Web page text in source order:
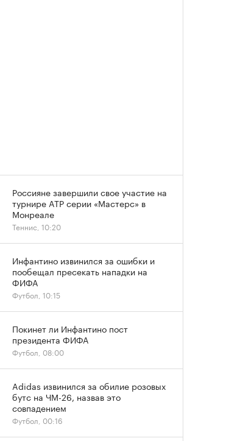
Россияне завершили свое участие на
турнире ATP серии «Мастерс» в
Монреале
Теннис, 10:20
Инфантино извинился за ошибки и
пообещал пресекать нападки на
ФИФА
Футбол, 10:15
Покинет ли Инфантино пост
президента ФИФА
Футбол, 08:00
Adidas извинился за обилие розовых
бутс на ЧМ-26, назвав это
совпадением
Футбол, 00:16